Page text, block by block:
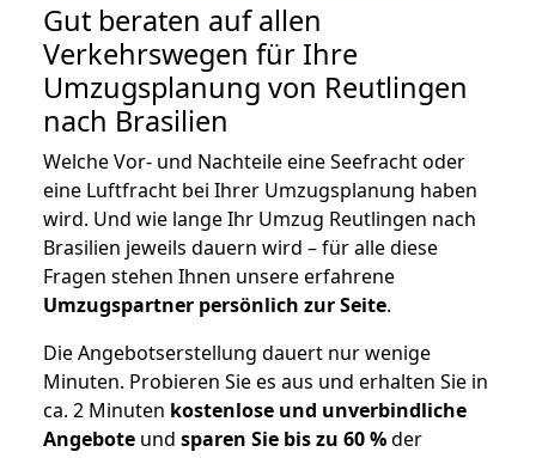
Gut beraten auf allen
Verkehrswegen für Ihre
Umzugsplanung von Reutlingen
nach Brasilien
Welche Vor- und Nachteile eine Seefracht oder
eine Luftfracht bei Ihrer Umzugsplanung haben
wird. Und wie lange Ihr Umzug Reutlingen nach
Brasilien jeweils dauern wird – für alle diese
Fragen stehen Ihnen unsere erfahrene
Umzugspartner persönlich zur Seite.
Die Angebotserstellung dauert nur wenige
Minuten. Probieren Sie es aus und erhalten Sie in
ca. 2 Minuten kostenlose und unverbindliche
Angebote und sparen Sie bis zu 60 %der